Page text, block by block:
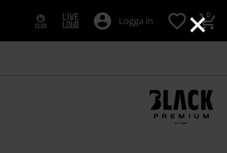
×
Logga in 0